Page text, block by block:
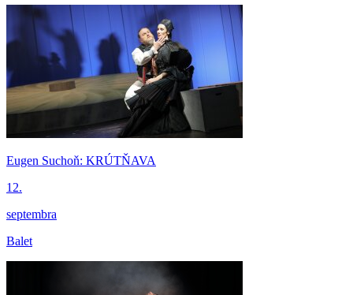
Eugen Suchoň: KRÚTŇAVA
12.
septembra
Balet